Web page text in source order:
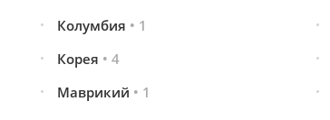
Колумбия • 1
Корея • 4
Маврикий • 1